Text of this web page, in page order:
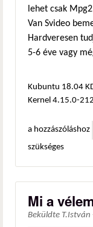
lehet csak
Van Svideo
Hardveresen
5-6 éve vagy
Kubuntu 18.04
Kernel 4.15.0-
a hozzászóláshoz
szükséges
Mi a
Beküldte T.István